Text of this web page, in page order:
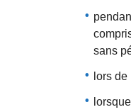
sans
lors